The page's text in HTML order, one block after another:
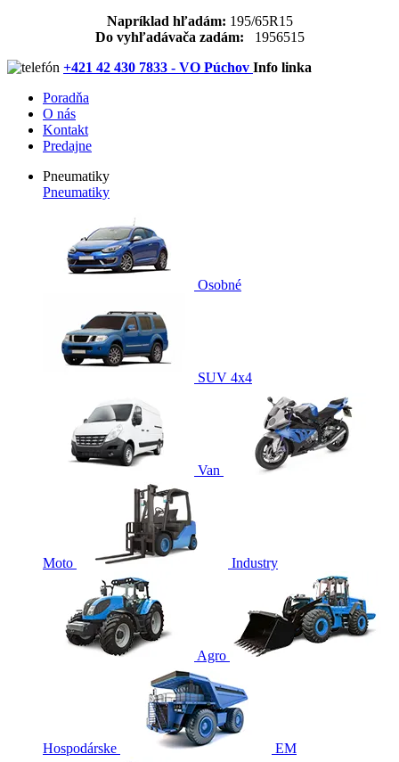
Napríklad hľadám: 195/65R15
Do vyhľadávača zadám: 1956515
+421 42 430 7833 - VO Púchov Info linka
Poradňa
O nás
Kontakt
Predajne
Pneumatiky
Pneumatiky
Osobné
SUV 4x4
Van
Moto Industry
Agro
Hospodárske EM